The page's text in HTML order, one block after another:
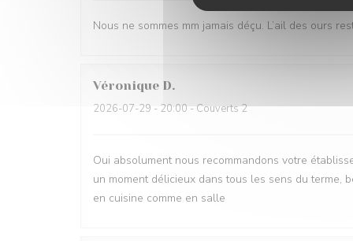
Nous ne sommes mm jamais déçu. L’ail des ours
Véronique D
2026-07-29 - 20:00 - Couverts 2
Oui absolument nous recommandons votre
un moment délicieux dans tous les sens du terme,
en cuisine comme en salle